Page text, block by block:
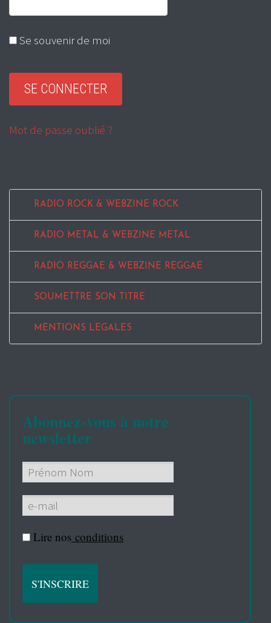
Se souvenir de moi
Mot de passe oublié ?
RADIO ROCK & WEBZINE ROCK
RADIO METAL & WEBZINE METAL
RADIO REGGAE & WEBZINE REGGAE
SOUMETTRE SON TITRE
MENTIONS LEGALES
Abonnez-vous à notre
newsletter
Lire nos conditions